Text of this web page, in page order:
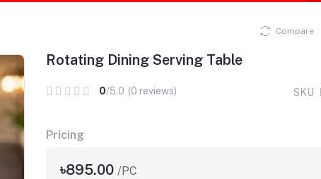
Compare
Rotating Dining Serving Table
0/5.0 (0 reviews) SKU
Pricing
৳895.00 /PC